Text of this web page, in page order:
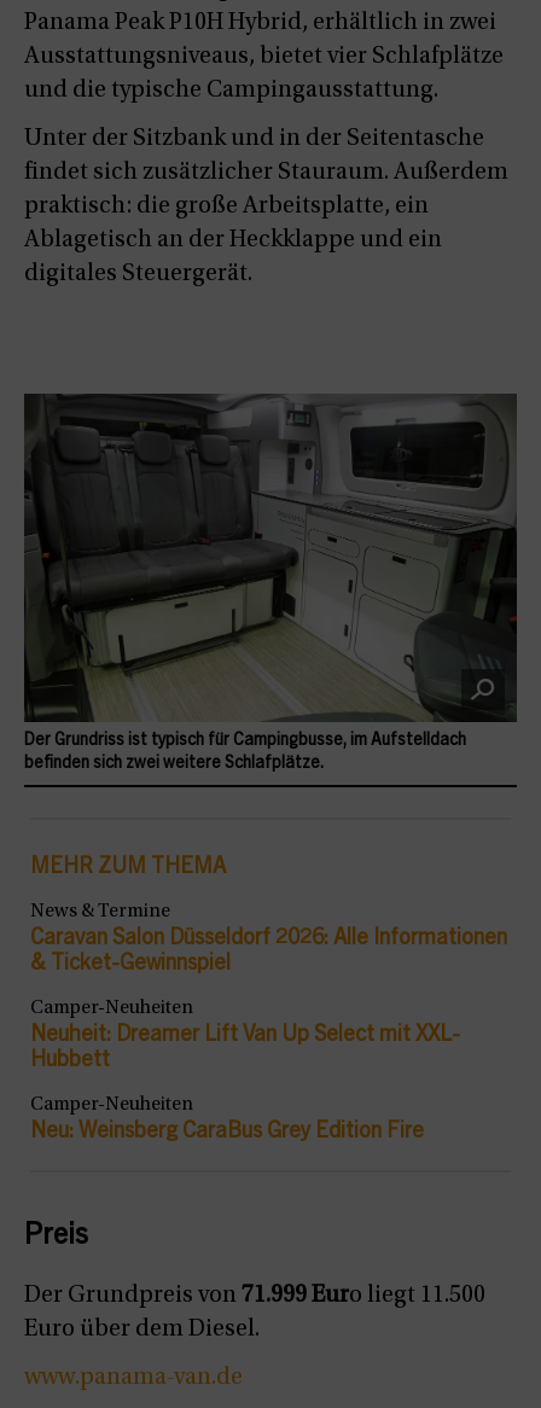
Panama Peak P10H Hybrid, erhältlich in zwei
Ausstattungsniveaus, bietet vier Schlafplätze
und die typische Campingausstattung.
Unter der Sitzbank und in der Seitentasche
findet sich zusätzlicher Stauraum. Außerdem
praktisch: die große Arbeitsplatte, ein
Ablagetisch an der Heckklappe und ein
digitales Steuergerät.
Der Grundriss ist typisch für Campingbusse, im Aufstelldach
befinden sich zwei weitere Schlafplätze.
MEHR ZUM THEMA
News & Termine
Caravan Salon Düsseldorf 2026: Alle Informationen
& Ticket-Gewinnspiel
Camper-Neuheiten
Neuheit: Dreamer Lift Van Up Select mit XXL-
Hubbett
Camper-Neuheiten
Neu: Weinsberg CaraBus Grey Edition Fire
Preis
Der Grundpreis von 71.999 Euro liegt 11.500
Euro über dem Diesel.
www.panama-van.de